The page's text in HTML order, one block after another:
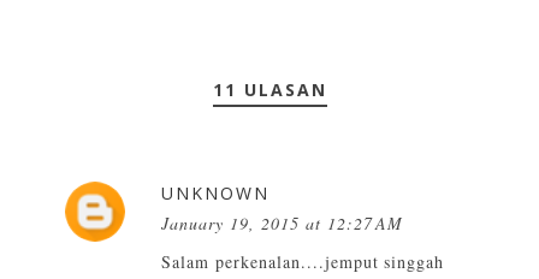
11 ULASAN
UNKNOWN
January 19, 2015 at 12:27 AM
Salam perkenalan....jemput singgah